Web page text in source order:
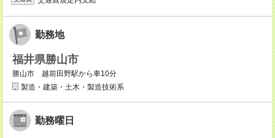
勤務地
福井県勝山市
勝山市 越前田野駅から車10分
製造・建築・土木・製造技術系
勤務曜日